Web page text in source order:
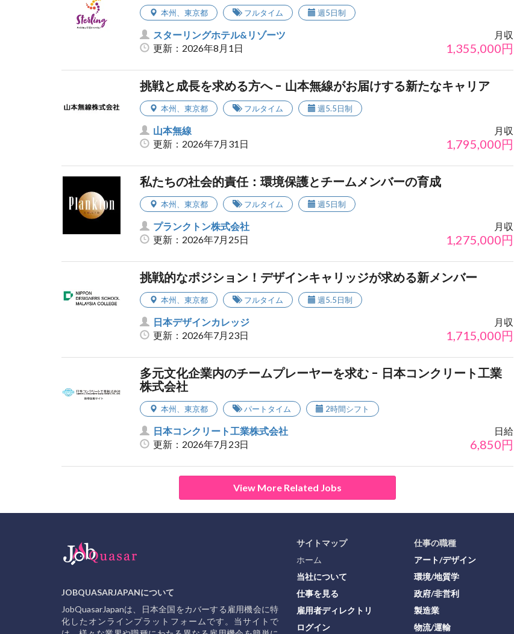
本州、 東京都 フルタイム 週5日制
スターリングホテル&リゾーツ
更新：2026年8月1日
月収
1,355,000円
挑戦と成長を求める方へ - 山本無線がお届けする新たなキャリア
本州、 東京都 フルタイム 週5.5日制
山本無線
更新：2026年7月31日
月収
1,795,000円
私たちの社会的責任：環境保護とチームメンバーの育成
本州、 東京都 フルタイム 週5日制
プランクトン株式会社
更新：2026年7月25日
月収
1,275,000円
挑戦的なポジション！デザインキャリッジが求める新メンバー
本州、 東京都 フルタイム 週5.5日制
日本デザインカレッジ
更新：2026年7月23日
月収
1,715,000円
多元文化企業内のチームプレーヤーを求む - 日本コンクリート工業
株式会社
本州、 東京都 パートタイム 2時間シフト
日本コンクリート工業株式会社
更新：2026年7月23日
日給
6,850円
View More Related Jobs
JOBQUASARJAPANについて
JobQuasarJapanは、日本全国をカバーする雇用機会に特
化したオンラインプラットフォームです。当サイトで
サイトマップ
ホーム
当社について
仕事を見る
雇用者ディレクトリ
ログイン
仕事の職種
アート/デザイン
環境/地質学
政府/非営利
製造業
物流/運輸